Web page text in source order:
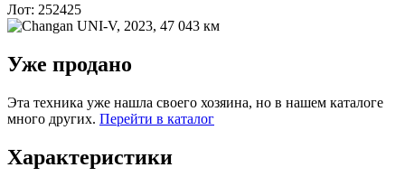
Лот: 252425
Уже продано
Эта техника уже нашла своего хозяина, но в нашем каталоге
много других. Перейти в каталог
Характеристики